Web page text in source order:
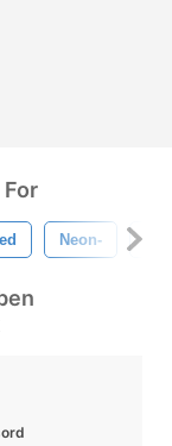
Neon-